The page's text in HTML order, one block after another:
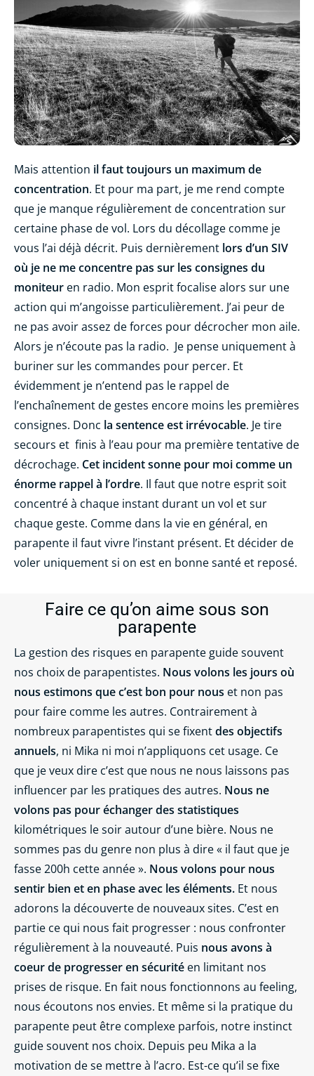
Mais attention il faut toujours un maximum de
concentration. Et pour ma part, je me rend compte
que je manque régulièrement de concentration sur
certaine phase de vol. Lors du décollage comme je
vous l’ai déjà décrit. Puis dernièrement lors d’un SIV
où je ne me concentre pas sur les consignes du
moniteur en radio. Mon esprit focalise alors sur une
action qui m’angoisse particulièrement. J’ai peur de
ne pas avoir assez de forces pour décrocher mon aile.
Alors je n’écoute pas la radio. Je pense uniquement à
buriner sur les commandes pour percer. Et
évidemment je n’entend pas le rappel de
l’enchaînement de gestes encore moins les premières
consignes. Donc la sentence est irrévocable. Je tire
secours et finis à l’eau pour ma première tentative de
décrochage. Cet incident sonne pour moi comme un
énorme rappel à l’ordre. Il faut que notre esprit soit
concentré à chaque instant durant un vol et sur
chaque geste. Comme dans la vie en général, en
parapente il faut vivre l’instant présent. Et décider de
voler uniquement si on est en bonne santé et reposé.
Faire ce qu’on aime sous son
parapente
La gestion des risques en parapente guide souvent
nos choix de parapentistes. Nous volons les jours où
nous estimons que c’est bon pour nous et non pas
pour faire comme les autres. Contrairement à
nombreux parapentistes qui se fixentdes objectifs
annuels, ni Mika ni moi n’appliquons cet usage. Ce
que je veux dire c’est que nous ne nous laissons pas
influencer par les pratiques des autres. Nous ne
volons pas pour échanger des statistiques
kilométriques le soir autour d’une bière. Nous ne
sommes pas du genre non plus à dire « il faut que je
fasse 200h cette année ». Nous volons pour nous
sentir bien et en phase avec les éléments. Et nous
adorons la découverte de nouveaux sites. C’est en
partie ce qui nous fait progresser : nous confronter
régulièrement à la nouveauté. Puis nous avons à
coeur de progresser en sécurité en limitant nos
prises de risque. En fait nous fonctionnons au feeling,
nous écoutons nos envies. Et même si la pratique du
parapente peut être complexe parfois, notre instinct
guide souvent nos choix. Depuis peu Mika a la
motivation de se mettre à l’acro. Est-ce qu’il se fixe